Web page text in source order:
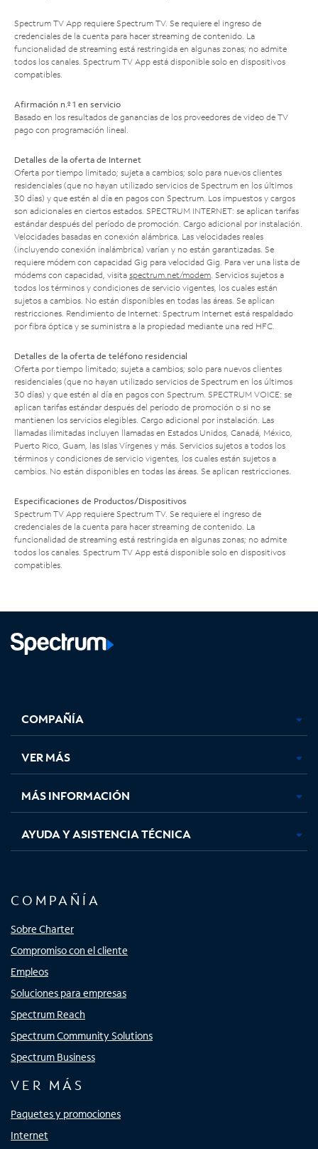
Spectrum TV App requiere Spectrum TV. Se requiere el ingreso de
credenciales de la cuenta para hacer streaming de contenido. La
funcionalidad de streaming está restringida en algunas zonas; no admite
todos los canales. Spectrum TV App está disponible solo en dispositivos
compatibles.
Afirmación n.º 1 en servicio
Basado en los resultados de ganancias de los proveedores de video de TV
pago con programación lineal.
Detalles de la oferta de Internet
Oferta por tiempo limitado; sujeta a cambios; solo para nuevos clientes
residenciales (que no hayan utilizado servicios de Spectrum en los últimos
30 días) y que estén al día en pagos con Spectrum. Los impuestos y cargos
son adicionales en ciertos estados. SPECTRUM INTERNET: se aplican tarifas
estándar después del período de promoción. Cargo adicional por instalación.
Velocidades basadas en conexión alámbrica. Las velocidades reales
(incluyendo conexión inalámbrica) varían y no están garantizadas. Se
requiere módem con capacidad Gig para velocidad Gig. Para ver una lista de
módems con capacidad, visita spectrum.net/modem. Servicios sujetos a
todos los términos y condiciones de servicio vigentes, los cuales están
sujetos a cambios. No están disponibles en todas las áreas. Se aplican
restricciones. Rendimiento de Internet: Spectrum Internet está respaldado
por fibra óptica y se suministra a la propiedad mediante una red HFC.
Detalles de la oferta de teléfono residencial
Oferta por tiempo limitado; sujeta a cambios; solo para nuevos clientes
residenciales (que no hayan utilizado servicios de Spectrum en los últimos
30 días) y que estén al día en pagos con Spectrum. SPECTRUM VOICE: se
aplican tarifas estándar después del período de promoción o si no se
mantienen los servicios elegibles. Cargo adicional por instalación. Las
llamadas ilimitadas incluyen llamadas en Estados Unidos, Canadá, México,
Puerto Rico, Guam, las Islas Vírgenes y más. Servicios sujetos a todos los
términos y condiciones de servicio vigentes, los cuales están sujetos a
cambios. No están disponibles en todas las áreas. Se aplican restricciones.
Especificaciones de Productos/Dispositivos
Spectrum TV App requiere Spectrum TV. Se requiere el ingreso de
credenciales de la cuenta para hacer streaming de contenido. La
funcionalidad de streaming está restringida en algunas zonas; no admite
todos los canales. Spectrum TV App está disponible solo en dispositivos
compatibles.
abre
en
pestaña
nueva
abre
en
pestaña
nueva
abre
en
pestaña
nueva
en
nueva
COMPAÑÍA
VER MÁS
MÁS INFORMACIÓN
AYUDA Y ASISTENCIA TÉCNICA
COMPAÑÍA
Sobre Charter
Compromiso con el cliente
Empleos
Soluciones para empresas
Spectrum Reach
Spectrum Community Solutions
Spectrum Business
VER MÁS
Paquetes y promociones
Internet